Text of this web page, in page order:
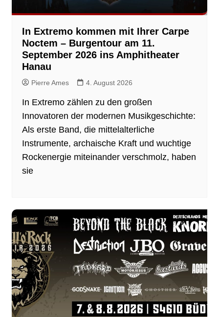
In Extremo kommen mit Ihrer Carpe
Noctem – Burgentour am 11.
September 2026 ins Amphitheater
Hanau
Pierre Ames 4. August 2026
In Extremo zählen zu den großen
Innovatoren der modernen Musikgeschichte:
Als erste Band, die mittelalterliche
Instrumente, archaische Kraft und wuchtige
Rockenergie miteinander verschmolz, haben
sie